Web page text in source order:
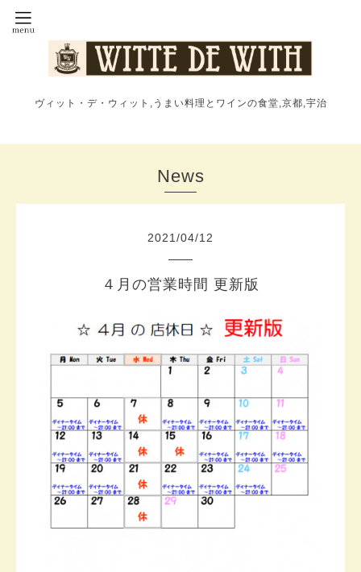
ヴィット・デ・ウィット,うまい料理とワインの食堂,京都,宇治
News
2021 /04/12
４月の営業時間 更新版